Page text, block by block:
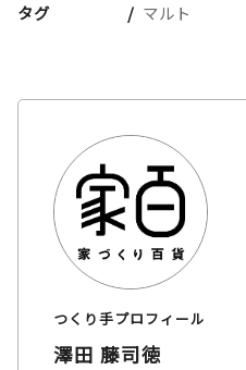
タグ マルト
つくり手プロフィール
澤田 藤司徳